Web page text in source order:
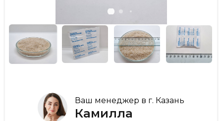
Ваш менеджер в г. Казань
Камилла